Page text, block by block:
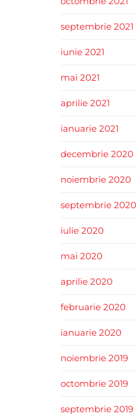
septembrie 2021
iunie 2021
mai 2021
aprilie 2021
ianuarie 2021
decembrie 2020
noiembrie 2020
septembrie 2020
iulie 2020
mai 2020
aprilie 2020
februarie 2020
ianuarie 2020
noiembrie 2019
octombrie 2019
septembrie 2019